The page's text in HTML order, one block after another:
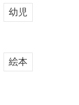
幼児
絵本